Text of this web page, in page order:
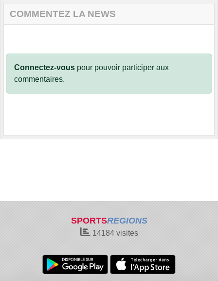
COMMENTEZ LA NEWS
Connectez-vous pour pouvoir participer aux
commentaires.
SPORTSREGIONS
14184visites